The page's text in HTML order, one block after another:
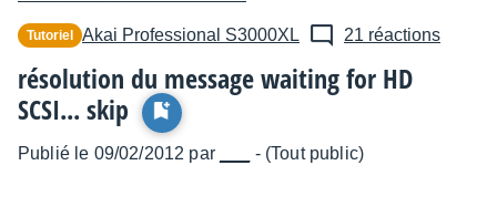
Tutoriel Akai Professional S3000XL 21 réactions
résolution du message waiting for HD
SCSI... skip
Publié le 09/02/2012 par - (Tout public)